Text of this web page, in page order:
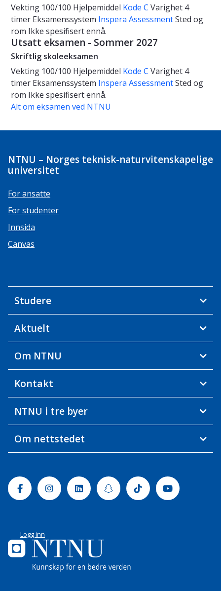
Vekting 100/100 Hjelpemiddel Kode C Varighet 4
timer Eksamenssystem Inspera AssessmentSted og
rom Ikke spesifisert ennå.
Utsatt eksamen - Sommer 2027
Skriftlig skoleeksamen
Vekting 100/100 Hjelpemiddel Kode C Varighet 4
timer Eksamenssystem Inspera AssessmentSted og
rom Ikke spesifisert ennå.
Alt om eksamen ved NTNU
NTNU – Norges teknisk-naturvitenskapelige
universitet
For ansatte
For studenter
Innsida
Canvas
Studere
Aktuelt
Om NTNU
Kontakt
NTNU i tre byer
Om nettstedet
FacebookInstagramLinkedinSnapchatTiktok Youtube
Logg inn